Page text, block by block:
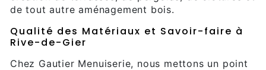
de tout autre aménagement bois.
Qualité des Matériaux et Savoir-faire à
Rive-de-Gier
Chez Gautier Menuiserie, nous mettons un point